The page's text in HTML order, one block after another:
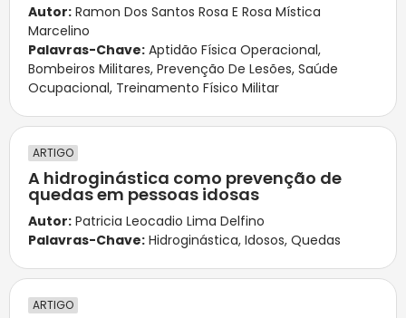
Autor: Ramon Dos Santos Rosa E Rosa Mística
Marcelino
Palavras-Chave: Aptidão Física Operacional,
Bombeiros Militares, Prevenção De Lesões, Saúde
Ocupacional, Treinamento Físico Militar
ARTIGO
A hidroginástica como prevenção de
quedas em pessoas idosas
Autor: Patricia Leocadio Lima Delfino
Palavras-Chave: Hidroginástica, Idosos, Quedas
ARTIGO